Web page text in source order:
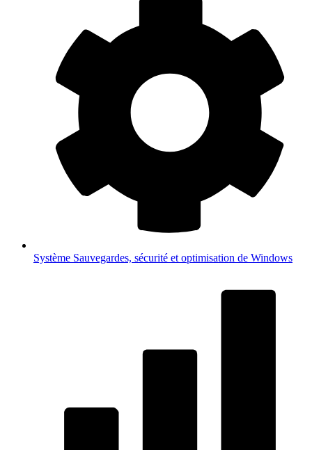
Système Sauvegardes, sécurité et optimisation de Windows